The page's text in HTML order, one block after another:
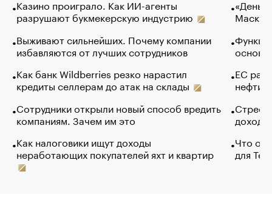
Казино проиграло. Как ИИ-агенты
разрушают букмекерскую индустрию
Выживают сильнейших. Почему компании
избавляются от лучших сотрудников
Как банк Wildberries резко нарастил
кредиты селлерам до атак на склады
Сотрудники открыли новый способ вредить
компаниям. Зачем им это
Как налоговики ищут доходы
неработающих покупателей яхт и квартир
Маск в
основ
ЕС
нефти
Что
для